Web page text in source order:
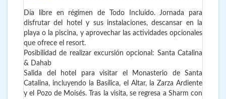
Día libre en régimen de Todo Incluido. Jornada para
disfrutar del hotel y sus instalaciones, descansar en la
playa o la piscina, y aprovechar las actividades opcionales
que ofrece el resort.
Posibilidad de realizar excursión opcional: Santa Catalina
& Dahab
Salida del hotel para visitar el Monasterio de Santa
Catalina, incluyendo la Basílica, el Altar, la Zarza Ardiente
y el Pozo de Moisés. Tras la visita, se regresa a Sharm con